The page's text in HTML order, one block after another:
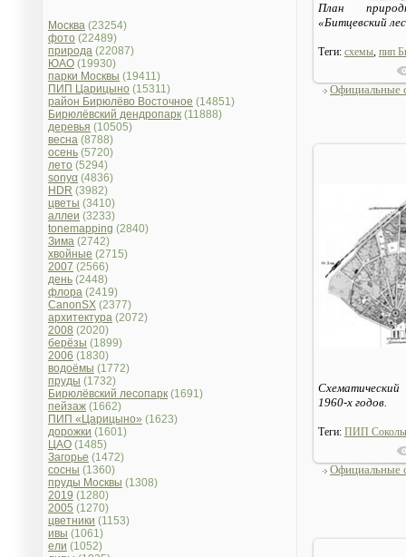
Москва (23254)
фото (22489)
природа (22087)
ЮАО (19930)
парки Москвы (19411)
ПИП Царицыно (15311)
район Бирюлёво Восточное (14851)
Бирюлёвский дендропарк (11888)
деревья (10505)
весна (8788)
осень (5720)
лето (5294)
sonyα (4836)
HDR (3982)
цветы (3410)
аллеи (3233)
tonemapping (2840)
Зима (2742)
хвойные (2715)
2007 (2566)
день (2448)
флора (2419)
CanonSX (2377)
архитектура (2072)
2008 (2020)
берёзы (1899)
2006 (1830)
водоёмы (1772)
пруды (1732)
Бирюлёвский лесопарк (1691)
пейзаж (1662)
ПИП «Царицыно» (1623)
дорожки (1601)
ЦАО (1485)
Загорье (1472)
сосны (1360)
пруды Москвы (1308)
2019 (1280)
2005 (1270)
цветники (1153)
ивы (1061)
ели (1052)
План
«Битцевский
Теги: схемы, пип
Официальные
1960-х годов.
Теги: ПИП
Официальные